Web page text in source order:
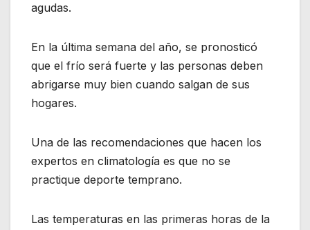
agudas.
En la última semana del año, se pronosticó
que el frío será fuerte y las personas deben
abrigarse muy bien cuando salgan de sus
hogares.
Una de las recomendaciones que hacen los
expertos en climatología es que no se
practique deporte temprano.
Las temperaturas en las primeras horas de la